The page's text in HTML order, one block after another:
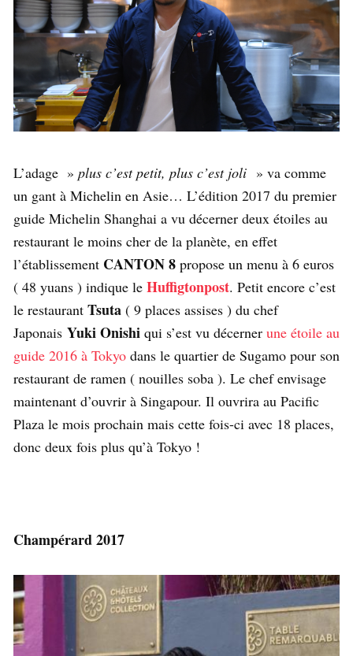
L’adage » plus c’est petit, plus c’est joli » va comme
un gant à Michelin en Asie… L’édition 2017 du premier
guide Michelin Shanghai a vu décerner deux étoiles au
restaurant le moins cher de la planète, en effet
l’établissement CANTON 8 propose un menu à 6 euros
( 48 yuans ) indique le Huffigtonpost. Petit encore c’est
le restaurant Tsuta ( 9 places assises ) du chef
Japonais Yuki Onishi qui s’est vu décerner une étoile au
guide 2016 à Tokyo dans le quartier de Sugamo pour son
restaurant de ramen ( nouilles soba ). Le chef envisage
maintenant d’ouvrir à Singapour. Il ouvrira au Pacific
Plaza le mois prochain mais cette fois-ci avec 18 places,
donc deux fois plus qu’à Tokyo !
Champérard 2017